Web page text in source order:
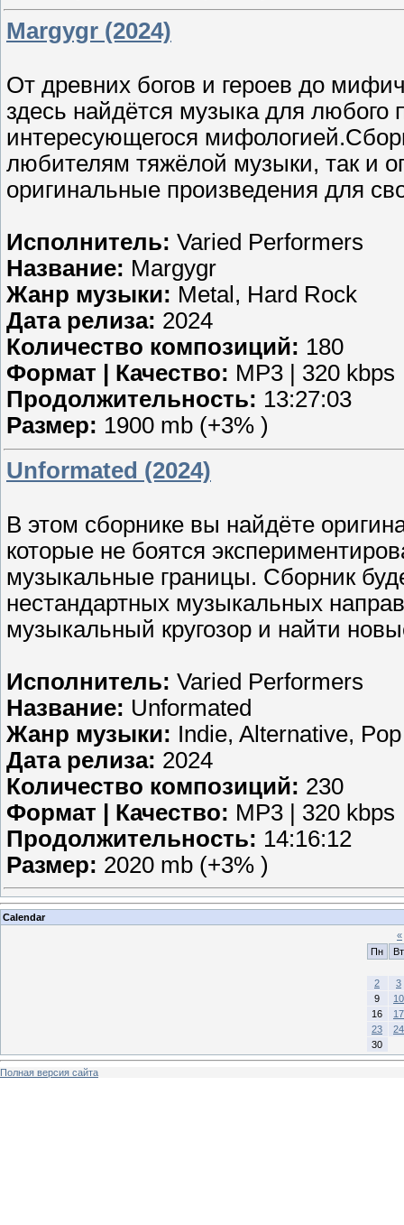
Margygr (2024)
От древних богов и героев до
здесь найдётся музыка для любого
интересующегося
любителям тяжёлой музыки, так
оригинальные произведения для
Исполнитель: Varied Performers
Название: Margygr
Жанр музыки: Metal, Hard Rock
Дата релиза: 2024
Количество композиций: 180
Формат | Качество: MP3 | 320 kbps
Продолжительность: 13:27:03
Размер: 1900 mb (+3% )
Unformated (2024)
В этом сборнике вы найдёте
которые не боятся
музыкальные границы. Сборник
нестандартных музыкальных
музыкальный кругозор и найти
Исполнитель: Varied Performers
Название: Unformated
Жанр музыки: Indie, Alternative,
Дата релиза: 2024
Количество композиций: 230
Формат | Качество: MP3 | 320 kbps
Продолжительность: 14:16:12
Размер: 2020 mb (+3% )
Calendar
«
Пн
Вт
2
3
9
10
16
17
23
24
30
Полная версия сайта